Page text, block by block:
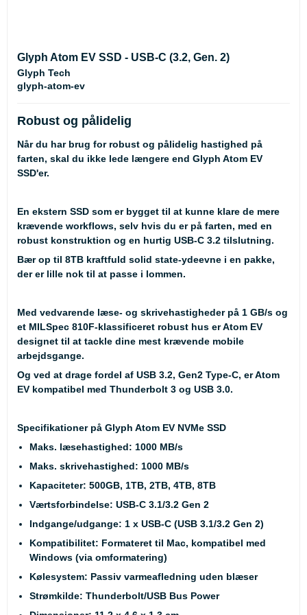
Glyph Atom EV SSD - USB-C (3.2, Gen. 2)
Glyph Tech
glyph-atom-ev
Robust og pålidelig
Når du har brug for robust og pålidelig hastighed på
farten, skal du ikke lede længere end Glyph Atom EV
SSD'er.
En ekstern SSD som er bygget til at kunne klare de mere
krævende workflows, selv hvis du er på farten, med en
robust konstruktion og en hurtig USB-C 3.2 tilslutning.
Bær op til 8TB kraftfuld solid state-ydeevne i en pakke,
der er lille nok til at passe i lommen.
Med vedvarende læse- og skrivehastigheder på 1 GB/s og
et MILSpec 810F-klassificeret robust hus er Atom EV
designet til at tackle dine mest krævende mobile
arbejdsgange.
Og ved at drage fordel af USB 3.2, Gen2 Type-C, er Atom
EV kompatibel med Thunderbolt 3 og USB 3.0.
Specifikationer på Glyph Atom EV NVMe SSD
Maks. læsehastighed: 1000 MB/s
Maks. skrivehastighed: 1000 MB/s
Kapaciteter: 500GB, 1TB, 2TB, 4TB, 8TB
Værtsforbindelse: USB-C 3.1/3.2 Gen 2
Indgange/udgange: 1 x USB-C (USB 3.1/3.2 Gen 2)
Kompatibilitet: Formateret til Mac, kompatibel med
Windows (via omformatering)
Kølesystem: Passiv varmeafledning uden blæser
Strømkilde: Thunderbolt/USB Bus Power